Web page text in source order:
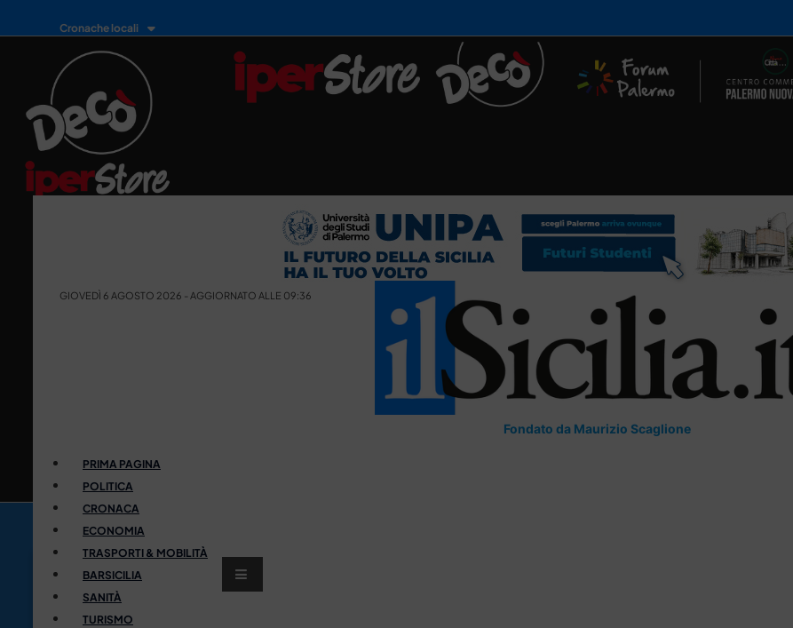
Cronache locali
GIOVEDÌ 6 AGOSTO 2026 - AGGIORNATO ALLE 09:36
Fondato da Maurizio Scaglione
PRIMA PAGINA
POLITICA
CRONACA
ECONOMIA
TRASPORTI & MOBILITÀ
BARSICILIA
SANITÀ
TURISMO